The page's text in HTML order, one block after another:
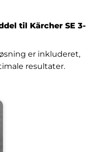
til Kärcher SE 3-
er inkluderet,
resultater.